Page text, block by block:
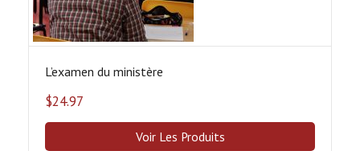
L’examen du ministère
$24.97
Voir Les Produits